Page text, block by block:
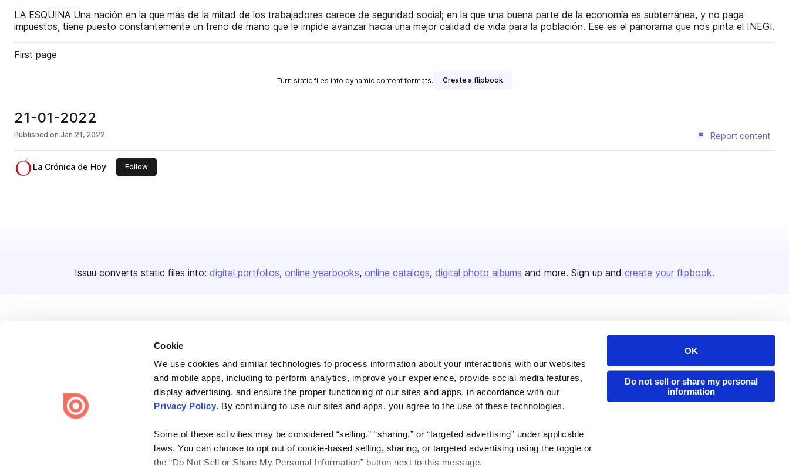
Cookie
We use cookies and similar technologies to process information about your interactions with our websites
and mobile apps, including to perform analytics, improve your experience, provide social media features,
display advertising, and ensure the proper functioning of our sites and apps, in accordance with our
Privacy Policy. By continuing to use our sites and apps, you agree to the use of these technologies.
Some of these activities may be considered “selling,” “sharing,” or “targeted advertising” under applicable
laws. You can choose to opt out of cookie-based selling, sharing, or targeted advertising using the toggle or
the “Do Not Sell or Share My Personal Information” button next to this message.
OK
Do not sell or share my personal
information
LA ESQUINA Una nación en la que más de la mitad de los trabajadores carece de seguridad social; en la que una buena parte de la economía es subterránea, y no paga
impuestos, tiene puesto constantemente un freno de mano que le impide avanzar hacia una mejor calidad de vida para la población. Ese es el panorama que nos pinta el INEGI.
First page
Turn static files into dynamic content formats. Create a flipbook
21-01-2022
Published on Jan 21, 2022 Report content
La Crónica de Hoy Followthis publisher
Issuu converts static files into: digital portfolios online yearbooks online catalogs digital photo albums and more. Sign up and create your flipbook.
Create once, share everywhere.
Issuu turns PDFs and other files into interactive flipbooks and
engaging content for every channel.
Careers
Plans & Pricing
Press
Features
Flipbook
Industries
Developers
Publisher Directory
Redeem Code